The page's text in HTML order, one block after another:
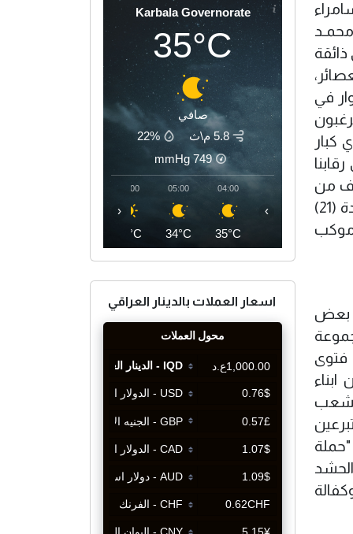
في
كبار
من
المنع والملاحقة والسجن بل ان والدي كاد يعدم بسببها ولم نتركها، وفي شهر محرم الحرام نستمر لمدة (21)
موكب
بعض
فتوى
"حملة
شهداء الحشد
Karbala Governorate
35°C
صافي
5.8 م\ث
22%
749
mmHg
04:00
35°C
05:00
34°C
06:00
34°C
‹ ›
اسعار العملات بالدينار العراقي